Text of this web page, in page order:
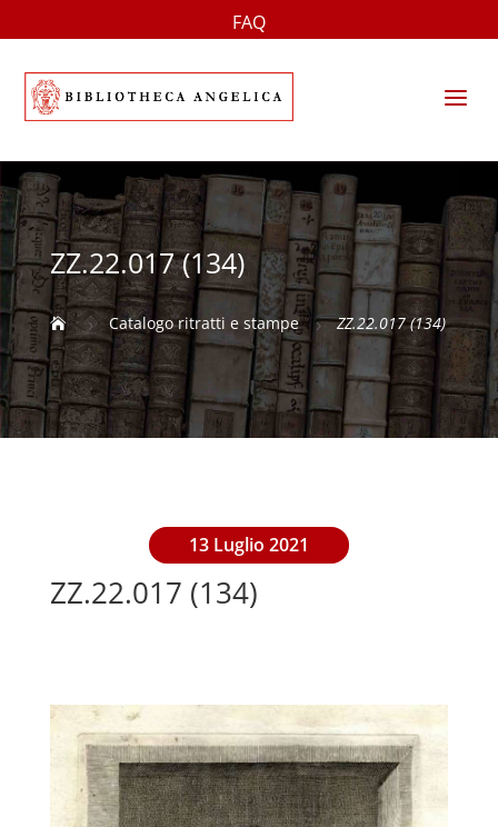
FAQ
a
ZZ.22.017 (134)
 5 Catalogo ritratti e stampe 5 ZZ.22.017 (134)
13 Luglio 2021
ZZ.22.017 (134)